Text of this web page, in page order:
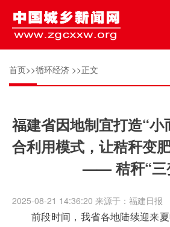
首页>>循环经济 >>正文
福建省因地制宜打造“小
合利用模式，让秸秆变
—— 秸秆“三
2025-08-21 14:36:20 来源于：福建日报
前段时间，我省各地陆续迎来